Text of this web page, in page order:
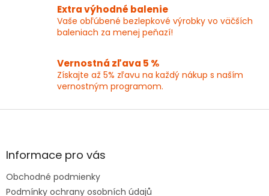
k
y
v
ý
i
s
u
Extra výhodné balenie
Vaše obľúbené bezlepkové výrobky vo väčších
baleniach za menej peňazí!
Vernostná zľava 5 %
Získajte až 5% zľavu na každý nákup s naším
vernostným programom.
Z
äInformace pro vás
Obchodné podmienky
Podmínky ochrany osobních údajů